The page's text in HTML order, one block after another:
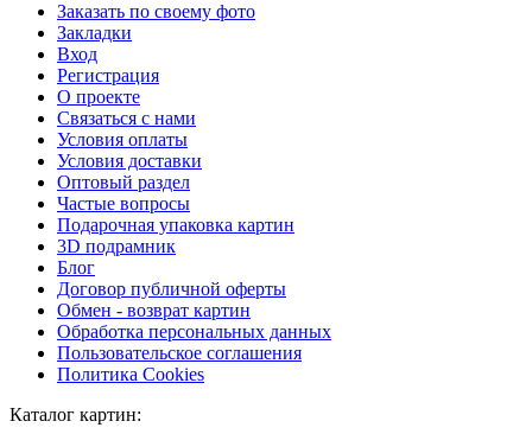
Заказать по своему фото
Закладки
Вход
Регистрация
О проекте
Связаться с нами
Условия оплаты
Условия доставки
Оптовый раздел
Частые вопросы
Подарочная упаковка картин
3D подрамник
Блог
Договор публичной оферты
Обмен - возврат картин
Обработка персональных данных
Пользовательское соглашения
Политика Cookies
Каталог картин: